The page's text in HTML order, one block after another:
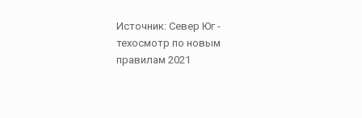
Источник: Север Юг -
техосмотр по новым
правилам 2021